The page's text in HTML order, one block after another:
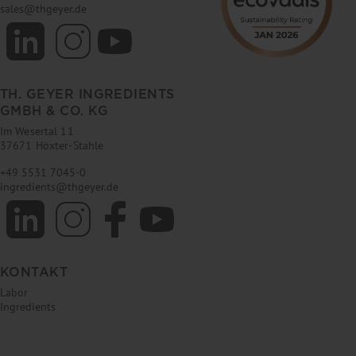
sales@thgeyer.de
TH. GEYER INGREDIENTS
GMBH & CO. KG
Im Wesertal 11
37671 Höxter-Stahle
+49 5531 7045-0
ingredients@thgeyer.de
KONTAKT
Labor
Ingredients